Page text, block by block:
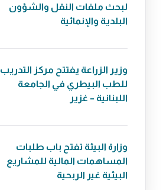
لبحث ملفات النقل والشؤون
البلدية والإنمائية
وزير الزراعة يفتتح مركز التدريب
للطب البيطري في الجامعة
اللبنانية – غزير
وزارة البيئة تفتح باب طلبات
المساهمات المالية للمشاريع
البيئية غير الربحية